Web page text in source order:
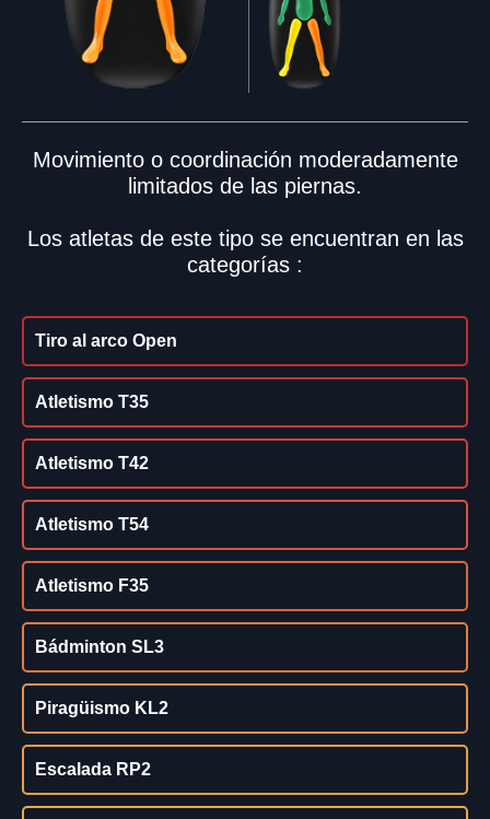
Movimiento o coordinación moderadamente
limitados de las piernas.
Los atletas de este tipo se encuentran en las
categorías :
Tiro al arco Open
Atletismo T35
Atletismo T42
Atletismo T54
Atletismo F35
Bádminton SL3
Piragüismo KL2
Escalada RP2